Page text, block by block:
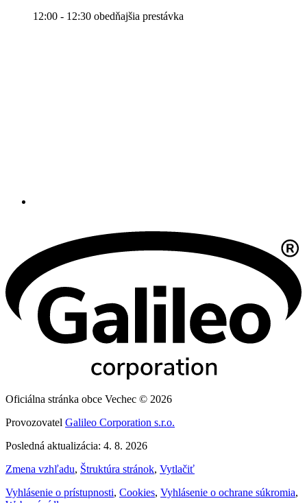
12:00 - 12:30 obedňajšia prestávka
Oficiálna stránka obce Vechec © 2026
Provozovatel Galileo Corporation s.r.o.
Posledná aktualizácia: 4. 8. 2026
Zmena vzhľadu, Štruktúra stránok, Vytlačiť
Vyhlásenie o prístupnosti, Cookies, Vyhlásenie o ochrane súkromia,